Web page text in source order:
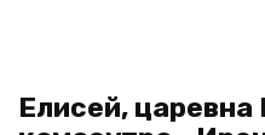
Елисей, царевна